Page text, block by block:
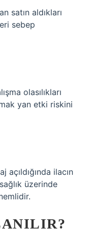
satın aldıkları
sebep
olasılıkları
yan etki riskini
ilacın
üzerinde